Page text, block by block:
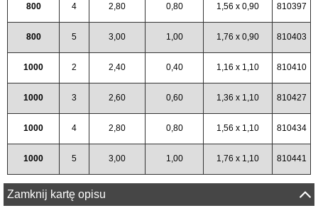
800 4 2,80 0,80 1,56 x 0,90 810397
800 5 3,00 1,00 1,76 x 0,90 810403
1000 2 2,40 0,40 1,16 x 1,10 810410
1000 3 2,60 0,60 1,36 x 1,10 810427
1000 4 2,80 0,80 1,56 x 1,10 810434
1000 5 3,00 1,00 1,76 x 1,10 810441
Zamknij kartę opisu